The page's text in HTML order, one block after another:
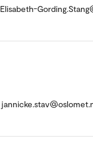
Elisabeth-